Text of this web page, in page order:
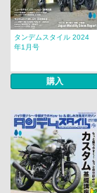
タンデムスタイル 2024
年1月号
購入